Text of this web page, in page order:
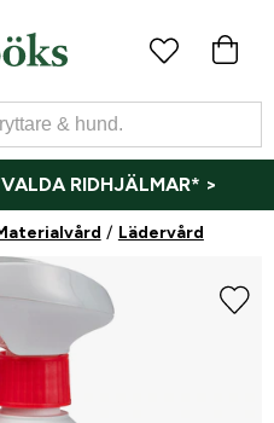
RIDHJÄLMAR* >
Lädervård